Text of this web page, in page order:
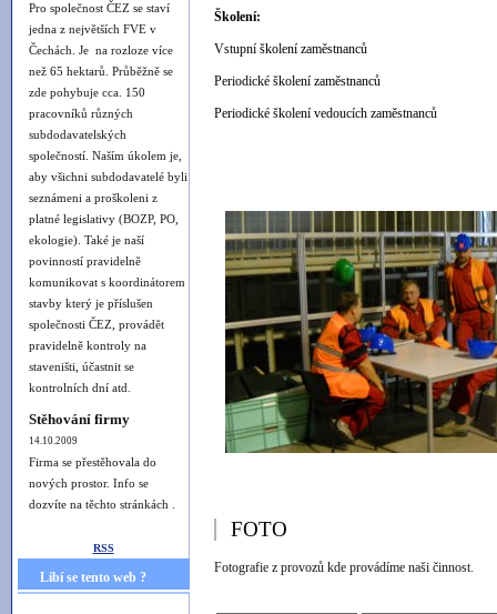
Pro společnost ČEZ se staví
jedna z největších FVE v
Čechách. Je na rozloze více
než 65 hektarů. Průběžně se
zde pohybuje cca. 150
pracovníků různých
subdodavatelských
společností. Naším úkolem je,
aby všichni subdodavatelé byli
seznámeni a proškoleni z
platné legislativy (BOZP, PO,
ekologie). Také je naší
povinností pravidelně
komunikovat s koordinátorem
stavby který je příslušen
společnosti ČEZ, provádět
pravidelně kontroly na
staveništi, účastnit se
kontrolních dní atd.
Stěhování firmy
14.10.2009
Firma se přestěhovala do
nových prostor. Info se
dozvíte na těchto stránkách .
RSS
Libí se tento web ?
Školení:
Vstupní školení zaměstnanců
Periodické školení zaměstnanců
Periodické školení vedoucích zaměstnanců
FOTO
Fotografie z provozů kde provádíme naši činnost.